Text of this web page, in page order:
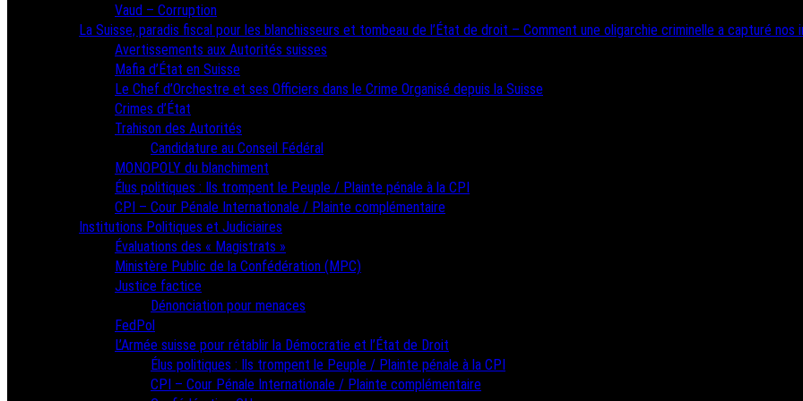
Vaud – Corruption
La Suisse, paradis fiscal pour les blanchisseurs et tombeau de l’État de droit – Comment une oligarchie criminelle a capturé nos
Avertissements aux Autorités suisses
Mafia d’État en Suisse
Le Chef d’Orchestre et ses Officiers dans le Crime Organisé depuis la Suisse
Crimes d’État
Trahison des Autorités
Candidature au Conseil Fédéral
MONOPOLY du blanchiment
Élus politiques : Ils trompent le Peuple / Plainte pénale à la CPI
CPI – Cour Pénale Internationale / Plainte complémentaire
Institutions Politiques et Judiciaires
Évaluations des « Magistrats »
Ministère Public de la Confédération (MPC)
Justice factice
Dénonciation pour menaces
FedPol
L’Armée suisse pour rétablir la Démocratie et l’État de Droit
Élus politiques : Ils trompent le Peuple / Plainte pénale à la CPI
CPI – Cour Pénale Internationale / Plainte complémentaire